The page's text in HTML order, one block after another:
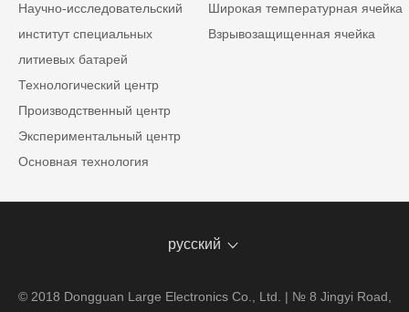
Научно-исследовательский
институт специальных
литиевых батарей
Технологический центр
Производственный центр
Экспериментальный центр
Основная технология
Широкая температурная ячейка
Взрывозащищенная ячейка
русский
© 2018 Dongguan Large Electronics Co., Ltd. | № 8 Jingyi Road,